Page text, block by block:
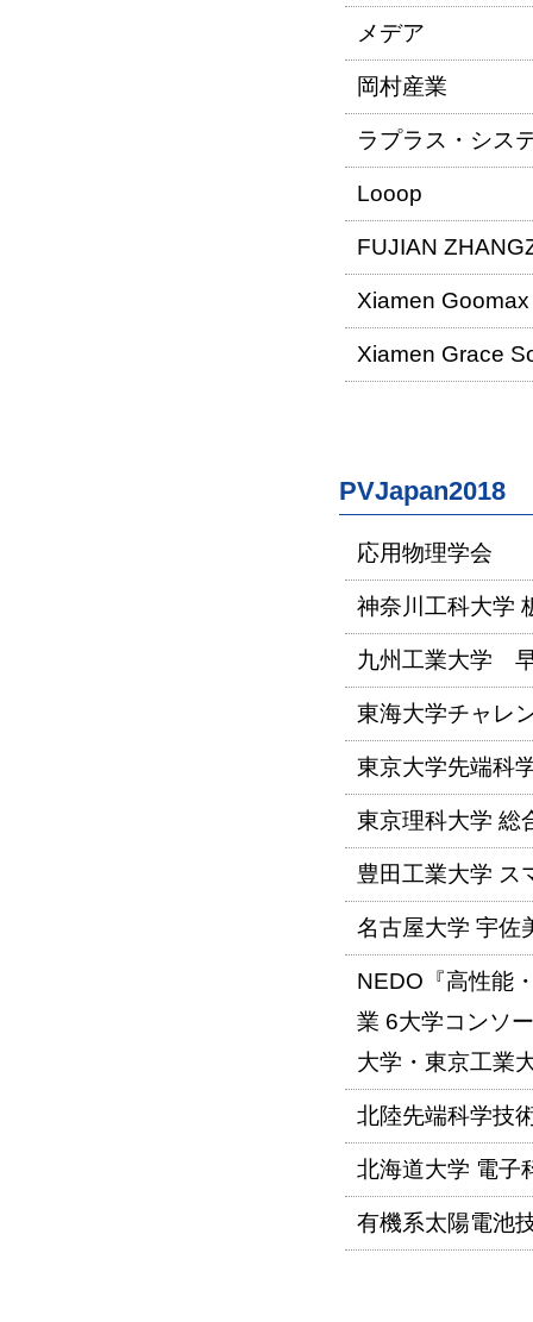
メデア
岡村産業
ラプラス・シス
Looop
FUJIAN
Xiamen
Xiamen Grace
PVJapan2018
応用物理学会
神奈川工科大学
九州工業大学
東海大学チャレ
東京大学先端科
東京理科大学 総
豊田工業大学 ス
名古屋大学 宇佐
NEDO『高性能
業 6大学コンソ
大学・東京工業
北陸先端科学技
北海道大学 電子
有機系太陽電池